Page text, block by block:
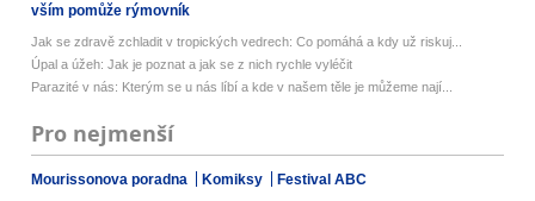
vším pomůže rýmovník
Jak se zdravě zchladit v tropických vedrech: Co pomáhá a kdy už riskuj...
Úpal a úžeh: Jak je poznat a jak se z nich rychle vyléčit
Parazité v nás: Kterým se u nás líbí a kde v našem těle je můžeme nají...
Pro nejmenší
Mourissonova poradna Komiksy Festival ABC